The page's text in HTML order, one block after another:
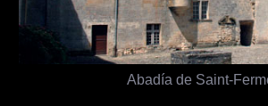
Abadía de Saint-